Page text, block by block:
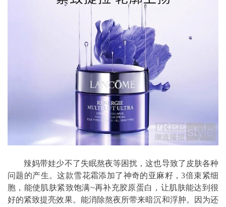
辣妈带娃少不了失眠熬夜等困扰，这也导致了皮肤各种
问题的产生。这款雪花霜添加了神奇的亚麻籽，3倍束紧细
胞，能使肌肤紧致饱满~再补充胶原蛋白，让肌肤能达到很
好的紧致提亮效果。能消除熬夜所带来暗沉和浮肿。因为还